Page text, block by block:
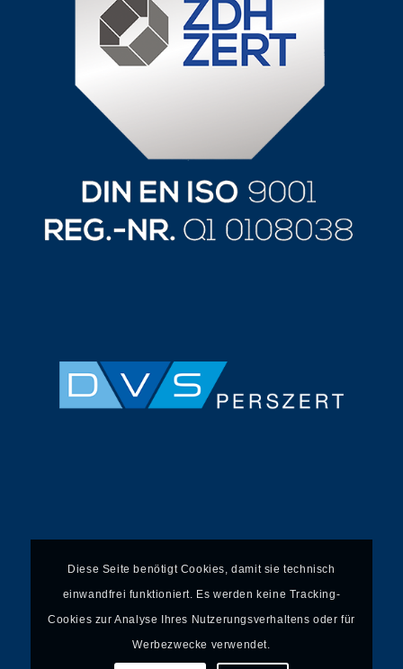
Diese Seite benötigt Cookies, damit sie technisch
einwandfrei funktioniert. Es werden keine Tracking-
Cookies zur Analyse Ihres Nutzerungsverhaltens oder für
Werbezwecke verwendet.